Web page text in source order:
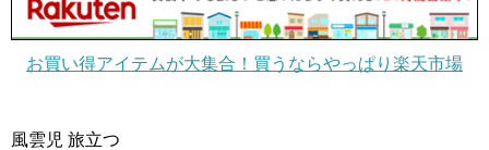
お買い得アイテムが大集合！買うならやっぱり楽天市場
風雲児 旅立つ